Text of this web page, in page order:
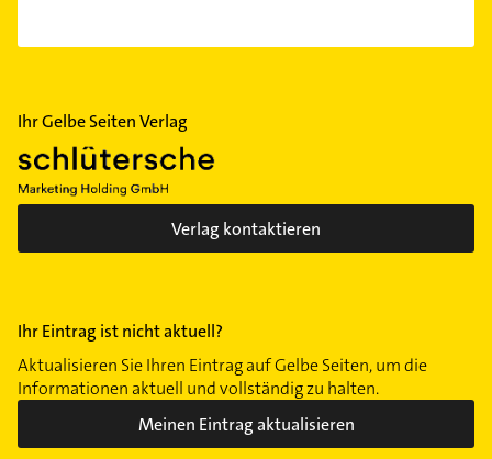
Ihr Gelbe Seiten Verlag
Verlag kontaktieren
Ihr Eintrag ist nicht aktuell?
Aktualisieren Sie Ihren Eintrag auf Gelbe Seiten, um die
Informationen aktuell und vollständig zu halten.
Meinen Eintrag aktualisieren